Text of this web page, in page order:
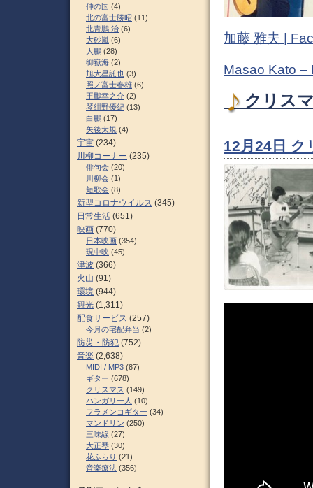
加藤 雅夫 |
Masao Kato –
クリス
12月24日 ク
仲の国 (4)
北の富士勝昭 (11)
北青鵬 治 (6)
大砂嵐 (6)
大鵬 (28)
御嶽海 (2)
旭大星託也 (3)
照ノ富士春雄 (6)
王鵬幸之介 (2)
琴紺野優紀 (13)
白鵬 (17)
矢後太規 (4)
宇宙 (234)
川柳コーナー (235)
俳句会 (20)
川柳会 (1)
短歌会 (8)
新型コロナウイルス (345)
日常生活 (651)
映画 (770)
日本映画 (354)
現中映 (45)
津波 (366)
火山 (91)
環境 (944)
観光 (1,311)
配食サービス (257)
今月の宅配弁当 (2)
防災・防犯 (752)
音楽 (2,638)
MIDI / MP3 (87)
ギター (678)
クリスマス (149)
ハンガリー人 (10)
フラメンコギター (34)
マンドリン (250)
三味線 (27)
大正琴 (30)
花ふらり (21)
音楽療法 (356)